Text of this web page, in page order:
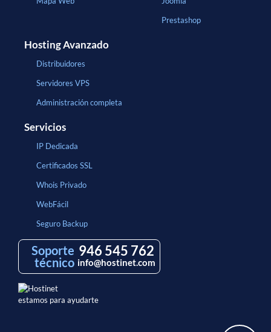
Prestashop
Hosting Avanzado
Distribuidores
Servidores VPS
Administración completa
Servicios
IP Dedicada
Certificados SSL
Whois Privado
WebFácil
Seguro Backup
Soporte
técnico
946 545 762
info@hostinet.com
estamos para ayudarte